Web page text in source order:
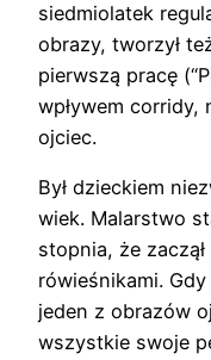
siedmiolatek
obrazy, tworzył
pierwszą pracę
wpływem corridy,
ojciec.
Był dzieckiem
wiek. Malarstwo
stopnia, że
rówieśnikami.
jeden z obrazów
wszystkie swoje